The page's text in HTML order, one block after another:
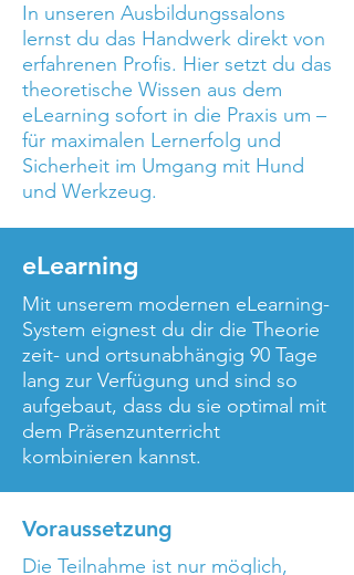
In unseren Ausbildungssalons
lernst du das Handwerk direkt von
erfahrenen Profis. Hier setzt du das
theoretische Wissen aus dem
eLearning sofort in die Praxis um –
für maximalen Lernerfolg und
Sicherheit im Umgang mit Hund
und Werkzeug.
eLearning
Mit unserem modernen eLearning-
System eignest du dir die Theorie
zeit- und ortsunabhängig 90 Tage
lang zur Verfügung und sind so
aufgebaut, dass du sie optimal mit
dem Präsenzunterricht
kombinieren kannst.
Voraussetzung
Die Teilnahme ist nur möglich,